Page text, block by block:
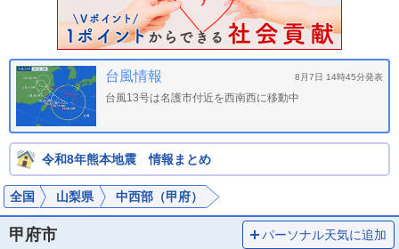
台風情報 8月7日 14時45分発表
台風13号は名護市付近を西南西に移動中
令和8年熊本地震 情報まとめ
全国 山梨県 中西部（甲府）
甲府市 パーソナル天気に追加